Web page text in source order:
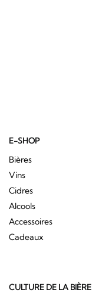
E-SHOP
Bières
Vins
Cidres
Alcools
Accessoires
Cadeaux
CULTURE DE LA BIÈRE